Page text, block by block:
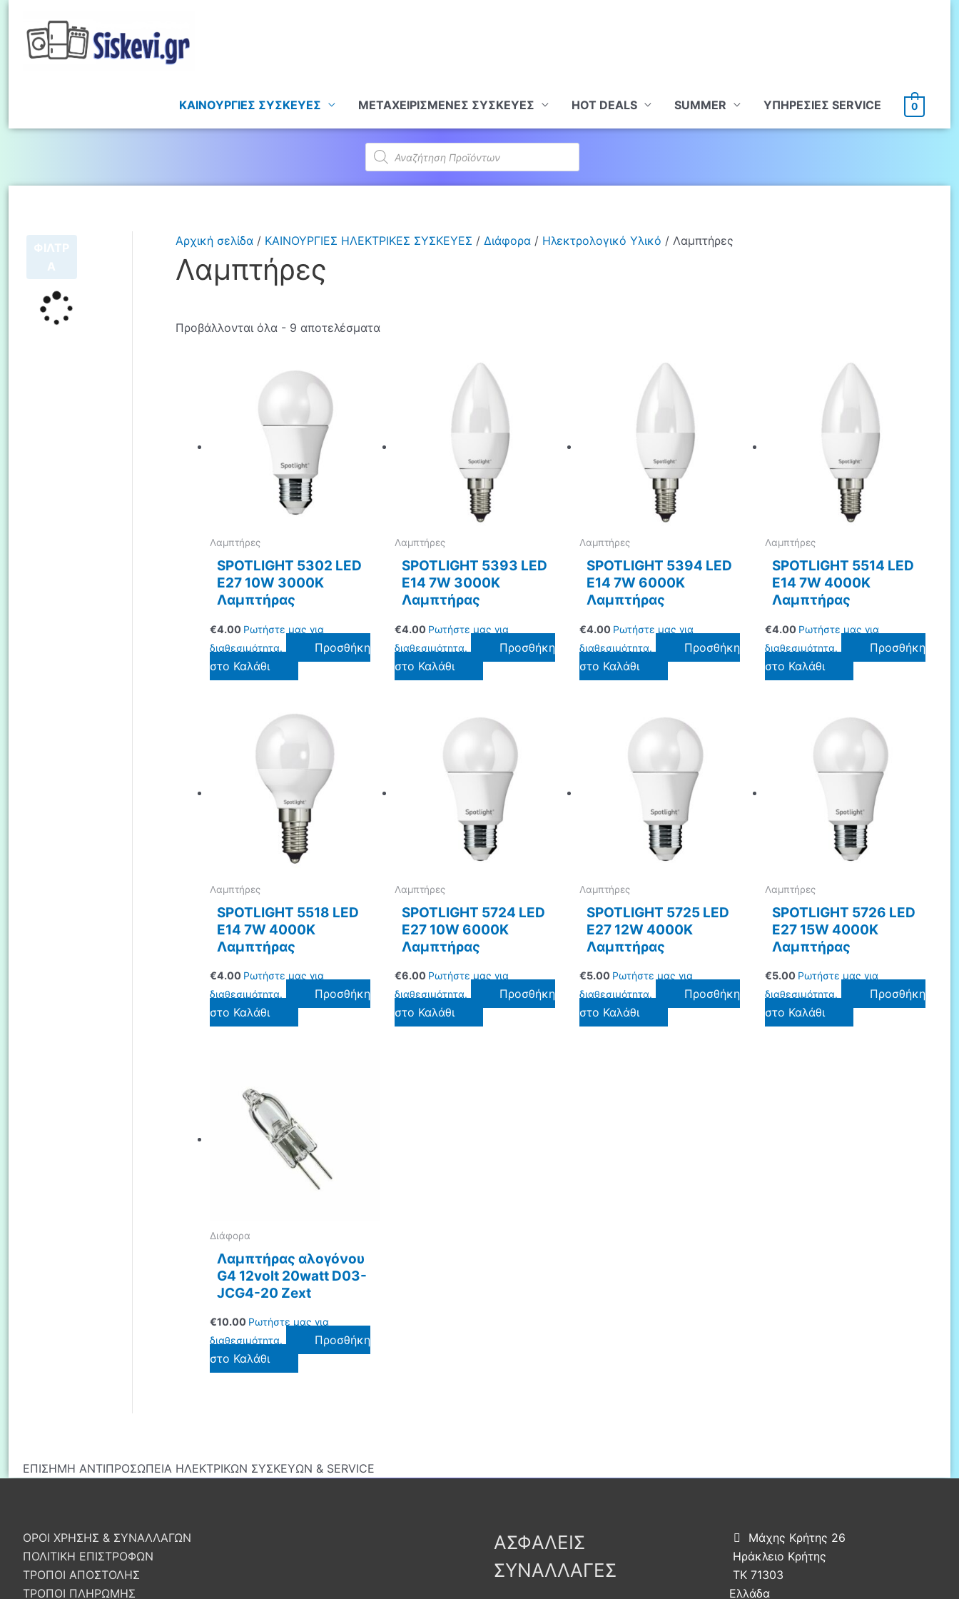
ΚΑΙΝΟΥΡΓΙΕΣ ΣΥΣΚΕΥΕΣ ΜΕΤΑΧΕΙΡΙΣΜΕΝΕΣ ΣΥΣΚΕΥΕΣ HOT DEALS SUMMER ΥΠHΡΕΣΙΕΣ SERVICE 0
Products
search
ΦΙΛΤΡ
Α
Αρχική σελίδα/ ΚΑΙΝΟΥΡΓΙΕΣ ΗΛΕΚΤΡΙΚΕΣ ΣΥΣΚΕΥΕΣ / Διάφορα/ Ηλεκτρολογικό Υλικό / Λαμπτήρες
Λαμπτήρες
Προβάλλονται όλα - 9 αποτελέσματα
Λαμπτήρες
SPOTLIGHT 5302 LED
Ε27 10W 3000Κ
Λαμπτήρας
€4.00 Ρωτήστε μας για
διαθεσιμότητα.
Προσθήκη
στο Καλάθι
Λαμπτήρες
SPOTLIGHT 5393 LED
Ε14 7W 3000Κ
Λαμπτήρας
€4.00 Ρωτήστε μας για
διαθεσιμότητα.
Προσθήκη
στο Καλάθι
Λαμπτήρες
SPOTLIGHT 5394 LED
E14 7W 6000K
Λαμπτήρας
€4.00 Ρωτήστε μας για
διαθεσιμότητα.
Προσθήκη
στο Καλάθι
Λαμπτήρες
SPOTLIGHT 5514 LED
E14 7W 4000K
Λαμπτήρας
€4.00 Ρωτήστε μας για
διαθεσιμότητα.
Προσθήκη
στο Καλάθι
Λαμπτήρες
SPOTLIGHT 5518 LED
E14 7W 4000K
Λαμπτήρας
€4.00 Ρωτήστε μας για
διαθεσιμότητα.
Προσθήκη
στο Καλάθι
Λαμπτήρες
SPOTLIGHT 5724 LED
E27 10W 6000K
Λαμπτήρας
€6.00 Ρωτήστε μας για
διαθεσιμότητα.
Προσθήκη
στο Καλάθι
Λαμπτήρες
SPOTLIGHT 5725 LED
E27 12W 4000K
Λαμπτήρας
€5.00 Ρωτήστε μας για
διαθεσιμότητα.
Προσθήκη
στο Καλάθι
Λαμπτήρες
SPOTLIGHT 5726 LED
E27 15W 4000K
Λαμπτήρας
€5.00 Ρωτήστε μας για
διαθεσιμότητα.
Προσθήκη
στο Καλάθι
Διάφορα
Λαμπτήρας αλογόνου
G4 12volt 20watt D03-
JCG4-20 Zext
€10.00 Ρωτήστε μας για
διαθεσιμότητα.
Προσθήκη
στο Καλάθι
ΕΠΙΣΗΜΗ ΑΝΤΙΠΡΟΣΩΠΕΙΑ ΗΛΕΚΤΡΙΚΩΝ ΣΥΣΚΕΥΩΝ & SERVICE
ΟΡΟΙ ΧΡΗΣΗΣ & ΣΥΝΑΛΛΑΓΩΝ
ΠΟΛΙΤΙΚΗ ΕΠΙΣΤΡΟΦΩΝ
ΤΡΟΠΟΙ ΑΠΟΣΤΟΛΗΣ
ΤΡΟΠΟΙ ΠΛΗΡΩΜΗΣ
ΑΣΦΑΛΕΙΣ
ΣΥΝΑΛΛΑΓΕΣ

Μάχης Κρήτης 26
Ηράκλειο Κρήτης
ΤΚ 71303
Ελλάδα